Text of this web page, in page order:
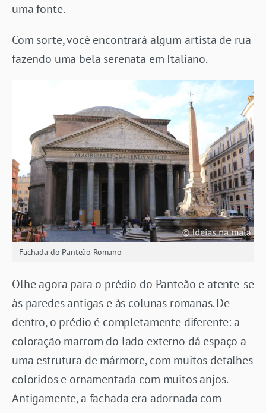
uma fonte.
Com sorte, você encontrará algum artista de rua
fazendo uma bela serenata em Italiano.
Fachada do Panteão Romano
Olhe agora para o prédio do Panteão e atente-se
às paredes antigas e às colunas romanas. De
dentro, o prédio é completamente diferente: a
coloração marrom do lado externo dá espaço a
uma estrutura de mármore, com muitos detalhes
coloridos e ornamentada com muitos anjos.
Antigamente, a fachada era adornada com